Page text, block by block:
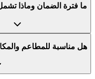
ما فترة الضمان وماذا
هل مناسبة للمطاعم